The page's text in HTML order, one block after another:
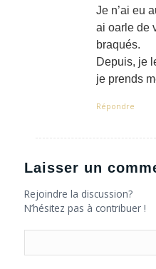
Je n’ai eu
ai oarle de
braqués.
Depuis, je
je prends
Répondre
Laisser un
Rejoindre la discussion?
N’hésitez pas à contribuer !